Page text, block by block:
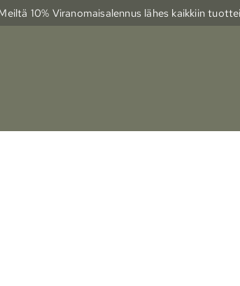
10% Viranomais­alennus lähes kaikkiin